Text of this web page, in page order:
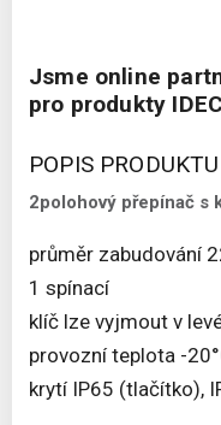
Jsme online
pro produkty IDEC
POPIS PRODUKTU
2polohový přepínač s
průměr zabudování
1 spínací
klíč lze vyjmout v
provozní teplota -
krytí IP65 (tlačítko),